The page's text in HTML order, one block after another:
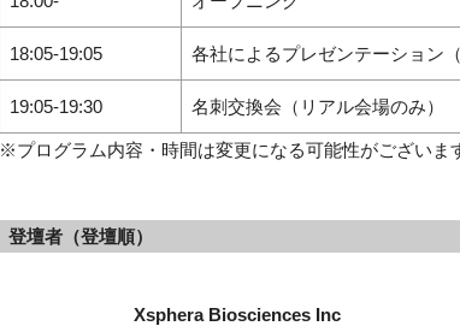
18:05-19:05 各社によるプレゼンテーション（
19:05-19:30 名刺交換会（リアル会場のみ）
※プログラム内容・時間は変更になる可能性がございま
登壇者（登壇順）
Xsphera Biosciences Inc